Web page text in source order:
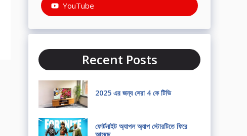
YouTube
Recent Posts
2025 এর জন্য সেরা 4 কে টিভি
ফোর্টনাইট অ্যাপল অ্যাপ স্টোরটিতে ফিরে